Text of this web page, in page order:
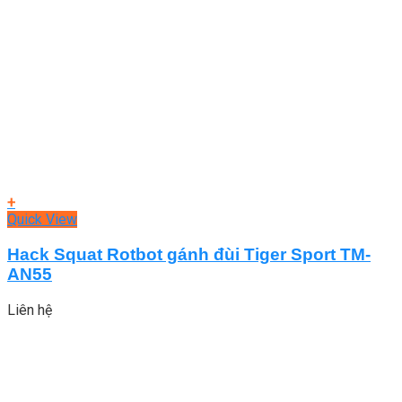
+
Quick View
Hack Squat Rotbot gánh đùi Tiger Sport TM-
AN55
Liên hệ